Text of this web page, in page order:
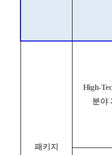
패키지
High-
분야